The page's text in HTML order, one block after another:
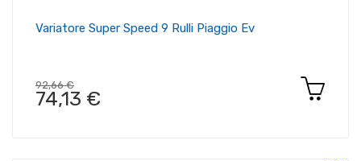
Variatore Super Speed 9 Rulli Piaggio Ev
92,66 €
74,13 €